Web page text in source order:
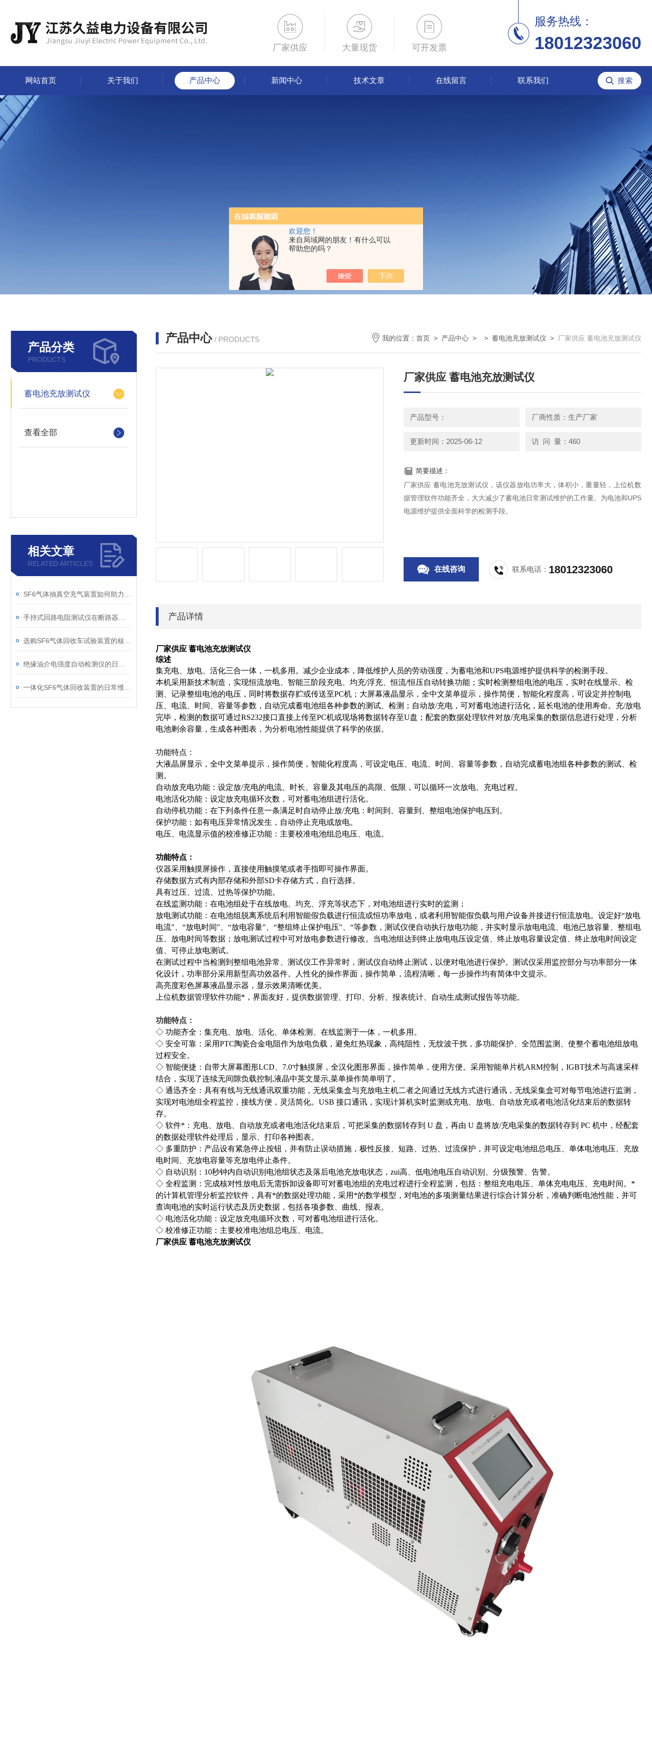
欢迎您！
来自局域网的朋友！有什么可以
帮助您的吗？
厂家供应 大量现货 可开发票
服务热线：
18012323060
网站首页 关于我们 产品中心 新闻中心 技术文章 在线留言 联系我们
产品分类
PRODUCTS
蓄电池充放测试仪
查看全部
相关文章
RELATED ARTICLES
产品中心 / PRODUCTS 我的位置： 首页 > 产品中心 > > 蓄电池充放测试仪 > 厂家供应 蓄电池充放测试仪
厂家供应 蓄电池充放测试仪
产品型号： 厂商性质：生产厂家
更新时间：2025-06-12 访 问 量：460
简要描述：
厂家供应 蓄电池充放测试仪，该仪器放电功率大，体积小，重量轻，上位机数
据管理软件功能齐全，大大减少了蓄电池日常测试维护的工作量。为电池和UPS
电源维护提供全面科学的检测手段。
在线咨询 联系电话： 18012323060
产品详情
厂家供应 蓄电池充放测试仪
综述
集充电、放电、活化三合一体，一机多用。减少企业成本，降低维护人员的劳动强度，为蓄电池和UPS电源维护提供科学的检测手段。
本机采用新技术制造，实现恒流放电、智能三阶段充电、均充/浮充、恒流/恒压自动转换功能；实时检测整组电池的电压，实时在线显示、检
测、记录整组电池的电压，同时将数据存贮或传送至PC机；大屏幕液晶显示，全中文菜单提示，操作简便，智能化程度高，可设定并控制电
压、电流、时间、容量等参数，自动完成蓄电池组各种参数的测试、检测；自动放/充电，可对蓄电池进行活化，延长电池的使用寿命。充/放电
完毕，检测的数据可通过RS232接口直接上传至PC机或现场将数据转存至U盘；配套的数据处理软件对放/充电采集的数据信息进行处理，分析
电池剩余容量，生成各种图表，为分析电池性能提供了科学的依据。
功能特点：
大液晶屏显示，全中文菜单提示，操作简便，智能化程度高，可设定电压、电流、时间、容量等参数，自动完成蓄电池组各种参数的测试、检
测。
自动放充电功能：设定放/充电的电流、时长、容量及其电压的高限、低限，可以循环一次放电、充电过程。
电池活化功能：设定放充电循环次数，可对蓄电池组进行活化。
自动停机功能：在下列条件任意一条满足时自动停止放/充电：时间到、容量到、整组电池保护电压到。
保护功能：如有电压异常情况发生，自动停止充电或放电。
电压、电流显示值的校准修正功能：主要校准电池组总电压、电流。
功能特点：
仪器采用触摸屏操作，直接使用触摸笔或者手指即可操作界面。
存储数据方式有内部存储和外部SD卡存储方式，自行选择。
具有过压、过流、过热等保护功能。
在线监测功能：在电池组处于在线放电、均充、浮充等状态下，对电池组进行实时的监测；
放电测试功能：在电池组脱离系统后利用智能假负载进行恒流或恒功率放电，或者利用智能假负载与用户设备并接进行恒流放电。设定好“放电
电流"、“放电时间"、“放电容量"、“整组终止保护电压"、“等参数，测试仪便自动执行放电功能，并实时显示放电电流、电池已放容量、整组电
压、放电时间等数据；放电测试过程中可对放电参数进行修改。当电池组达到终止放电电压设定值、终止放电容量设定值、终止放电时间设定
值、可停止放电测试。
在测试过程中当检测到整组电池异常、测试仪工作异常时，测试仪自动终止测试，以便对电池进行保护。测试仪采用监控部分与功率部分一体
化设计，功率部分采用新型高功效器件。人性化的操作界面，操作简单，流程清晰，每一步操作均有简体中文提示。
高亮度彩色屏幕液晶显示器，显示效果清晰优美。
上位机数据管理软件功能*，界面友好，提供数据管理、打印、分析、报表统计、自动生成测试报告等功能。
功能特点：
◇ 功能齐全：集充电、放电、活化、单体检测、在线监测于一体，一机多用。
◇ 安全可靠：采用PTC陶瓷合金电阻作为放电负载，避免红热现象，高纯阻性，无纹波干扰，多功能保护、全范围监测、使整个蓄电池组放电
过程安全。
◇ 智能便捷：自带大屏幕图形LCD、7.0寸触摸屏，全汉化图形界面，操作简单，使用方便。采用智能单片机ARM控制，IGBT技术与高速采样
结合，实现了连续无间隙负载控制,液晶中英文显示,菜单操作简单明了。
◇ 通迅齐全：具有有线与无线通讯双重功能，无线采集盒与充放电主机二者之间通过无线方式进行通讯，无线采集盒可对每节电池进行监测，
实现对电池组全程监控，接线方便，灵活简化。USB 接口通讯，实现计算机实时监测或充电、放电、自动放充或者电池活化结束后的数据转
存。
◇ 软件*：充电、放电、自动放充或者电池活化结束后，可把采集的数据转存到 U 盘，再由 U 盘将放/充电采集的数据转存到 PC 机中，经配套
的数据处理软件处理后，显示、打印各种图表。
◇ 多重防护：产品设有紧急停止按钮，并有防止误动措施，极性反接、短路、过热、过流保护，并可设定电池组总电压、单体电池电压、充放
电时间、充放电容量等充放电停止条件。
◇ 自动识别：10秒钟内自动识别电池组状态及落后电池充放电状态，zui高、低电池电压自动识别、分级预警、告警。
◇ 全程监测：完成核对性放电后无需拆卸设备即可对蓄电池组的充电过程进行全程监测，包括：整组充电电压、单体充电电压、充电时间。*
的计算机管理分析监控软件，具有*的数据处理功能，采用*的数学模型，对电池的多项测量结果进行综合计算分析，准确判断电池性能，并可
查询电池的实时运行状态及历史数据，包括各项参数、曲线、报表。
◇ 电池活化功能：设定放充电循环次数，可对蓄电池组进行活化。
◇ 校准修正功能：主要校准电池组总电压、电流。
厂家供应 蓄电池充放测试仪